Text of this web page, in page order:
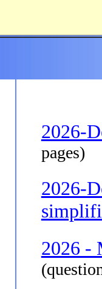
2026-
pages)
2026-
2026 -